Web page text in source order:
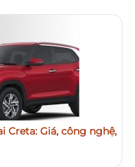
Creta: Giá, công nghệ,